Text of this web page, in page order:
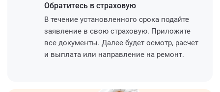
Обратитесь в страховую
В течение установленного срока подайте
заявление в свою страховую. Приложите
все документы. Далее будет осмотр, расчет
и выплата или направление на ремонт.